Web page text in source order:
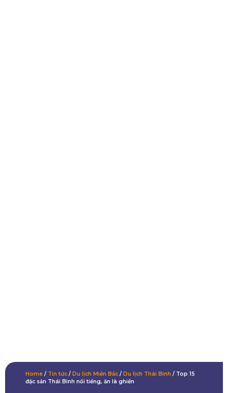
Home / Tin tức / Du lịch Miền Bắc / Du lịch Thái Bình / Top 15
đặc sản Thái Bình nổi tiếng, ăn là ghiền